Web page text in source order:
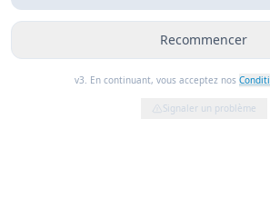
Recommencer
v3. En continuant, vous acceptez nos
Signaler un problème